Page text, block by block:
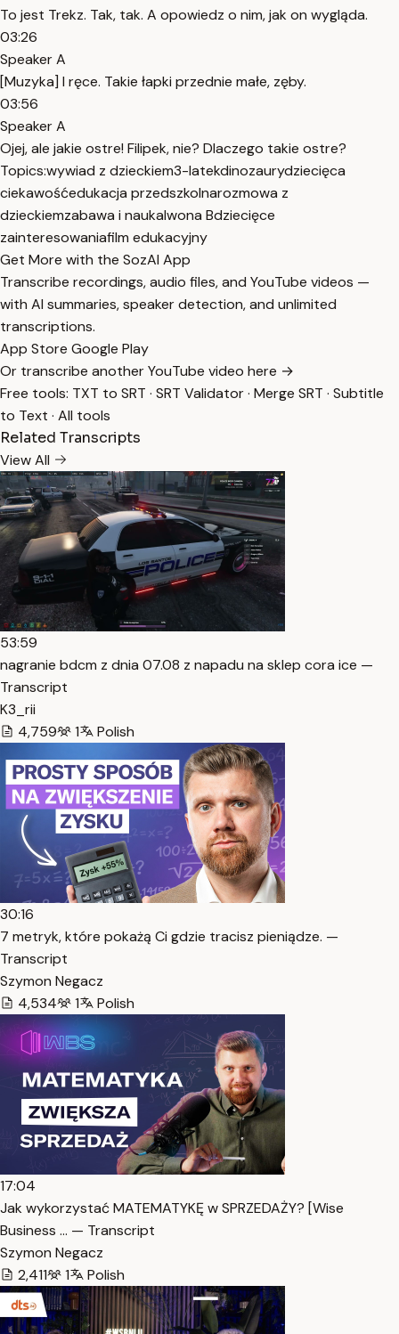
To jest Trekz. Tak, tak. A opowiedz o nim, jak on wygląda.
03:26
Speaker A
[Muzyka] I ręce. Takie łapki przednie małe, zęby.
03:56
Speaker A
Ojej, ale jakie ostre! Filipek, nie? Dlaczego takie ostre?
Topics:wywiad z dzieckiem3-latekdinozaurydziecięca
ciekawośćedukacja przedszkolnarozmowa z
dzieckiemzabawa i naukaIwona Bdziecięce
zainteresowaniafilm edukacyjny
Get More with the SozAI App
Transcribe recordings, audio files, and YouTube videos —
with AI summaries, speaker detection, and unlimited
transcriptions.
App Store Google Play
Or transcribe another YouTube video here →
Free tools: TXT to SRT · SRT Validator· Merge SRT · Subtitle
to Text · All tools
Related Transcripts
View All
53:59
nagranie bdcm z dnia 07.08 z napadu na sklep cora ice —
Transcript
K3_rii
4,759
1 Polish
30:16
7 metryk, które pokażą Ci gdzie tracisz pieniądze. —
Transcript
Szymon Negacz
4,534
1 Polish
17:04
Jak wykorzystać MATEMATYKĘ w SPRZEDAŻY? [Wise
Business … — Transcript
Szymon Negacz
2,411
1 Polish